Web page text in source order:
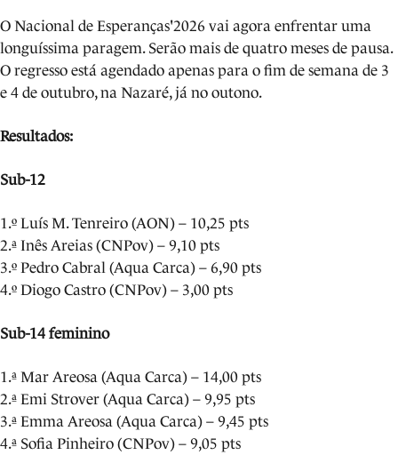
O Nacional de Esperanças'2026 vai agora enfrentar uma
longuíssima paragem. Serão mais de quatro meses de pausa.
O regresso está agendado apenas para o fim de semana de 3
e 4 de outubro, na Nazaré, já no outono.
Resultados:
Sub-12
1.º Luís M. Tenreiro (AON) – 10,25 pts
2.ª Inês Areias (CNPov) – 9,10 pts
3.º Pedro Cabral (Aqua Carca) – 6,90 pts
4.º Diogo Castro (CNPov) – 3,00 pts
Sub-14 feminino
1.ª Mar Areosa (Aqua Carca) – 14,00 pts
2.ª Emi Strover (Aqua Carca) – 9,95 pts
3.ª Emma Areosa (Aqua Carca) – 9,45 pts
4.ª Sofia Pinheiro (CNPov) – 9,05 pts